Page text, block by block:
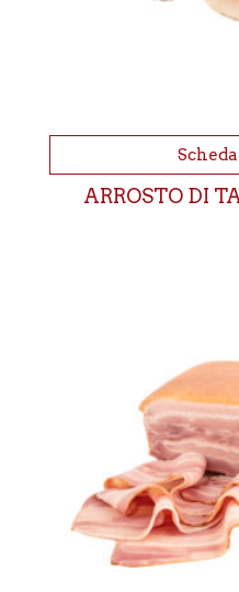
ARROSTO DI